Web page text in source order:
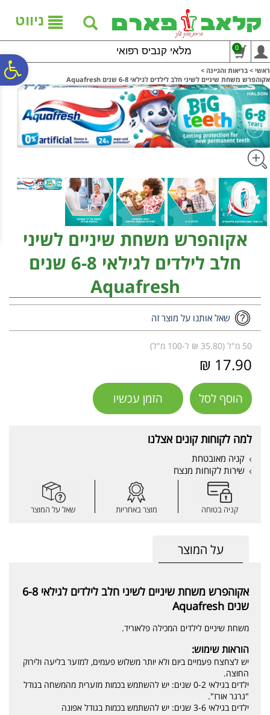
נגישות
אתר
המרכזי
ניווט
מלאי קנביס רפואי 0
ראשי > בריאות והגיינה >
אקוהפרש משחת שיניים לשיני חלב לילדים לגילאי 6-8 שנים Aquafresh
אקוהפרש משחת שיניים לשיני
חלב לילדים לגילאי 6-8 שנים
Aquafresh
שאל אותנו על מוצר זה
50 מ"ל (35.80 ₪ ל-100 מ"ל)
17.90 ₪
הוסף לסל הזמן עכשיו
למה לקוחות קונים אצלנו
קניה מאובטחת
שירות לקוחות מנצח
קניה בטוחה מוצר באחריות שאל על המוצר
על המוצר
אקוהפרש משחת שיניים לשיני חלב לילדים לגילאי 6-8
שנים Aquafresh
משחת שיניים לילדים המכילה פלאוריד.
הוראות שימוש:
יש לצחצח פעמיים ביום ולא יותר משלוש פעמים, למזער בליעה ולירוק
החוצה.
ילדים בגילאי 0-2 שנים: יש להשתמש בכמות מזערית מהמשחה בגודל
"גרגר אורז".
ילדים בגילאי 3-6 שנים: יש להשתמש בכמות בגודל אפונה